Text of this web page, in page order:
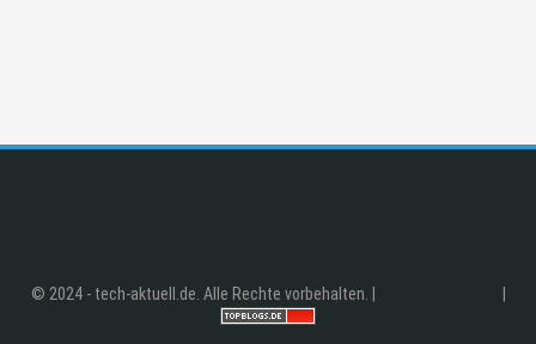
© 2024 - tech-aktuell.de. Alle Rechte vorbehalten. |